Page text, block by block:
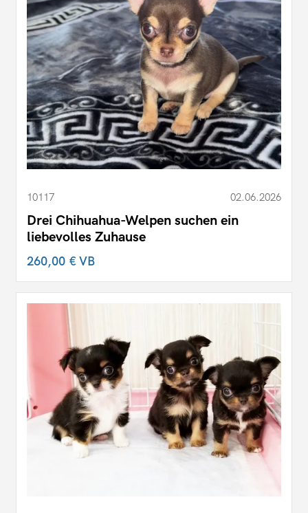
10117 02.06.2026
Drei Chihuahua-Welpen suchen ein
liebevolles Zuhause
260,00 €VB